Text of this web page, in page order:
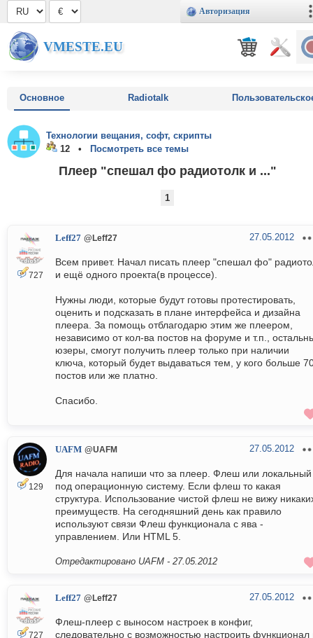
Авторизация
VMESTE.EU
Основное Radiotalk
Технологии вещания, софт, скрипты
12 •
Посмотреть все темы
Плеер "спешал фо радиотолк и ..."
1
727
Leff27 @Leff27 27.05.2012
Всем привет. Начал писать плеер "спешал фо"
и ещё одного проекта(в процессе).
Нужны люди, которые будут готовы протестировать,
оценить и подсказать в плане интерфейса и дизайна
плеера. За помощь отблагодарю этим же плеером,
независимо от кол-ва постов на форуме и т.п.,
юзеры, смогут получить плеер только при наличии
ключа, который будет выдаваться тем, у кого больше
постов или же платно.
Спасибо.
129
UAFM @UAFM 27.05.2012
Для начала напиши что за плеер. Флеш или локальный
под операционную систему. Если флеш то какая
структура. Использование чистой флеш не вижу
преимуществ. На сегодняшний день как правило
используют связи Флеш функционала с ява -
управлением. Или HTML 5.
Отредактировано UAFM - 27.05.2012
727
Leff27 @Leff27 27.05.2012
Флеш-плеер с выносом настроек в конфиг,
следовательно с возможностью настроить функционал